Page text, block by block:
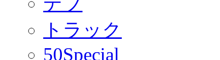
トラック
50Special